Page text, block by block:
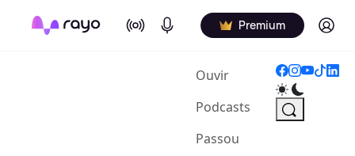
On Air Podcasts Premium Log in
Ouvir(current)
Podcasts
Passou